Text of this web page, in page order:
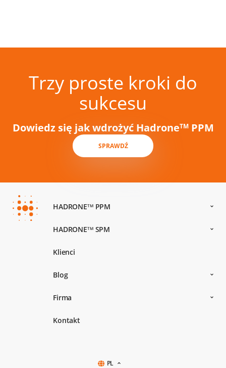
Trzy proste kroki do
sukcesu
Dowiedz się jak wdrożyć HadroneTMPPM
SPRAWDŹ
HADRONETMPPM
HADRONETMSPM
Klienci
Blog
Firma
Kontakt
PL